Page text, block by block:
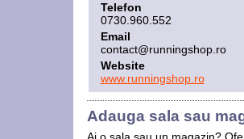
Telefon
0730.960.552
Email
contact@runningshop.ro
Website
www.runningshop.ro
Adauga sala sau